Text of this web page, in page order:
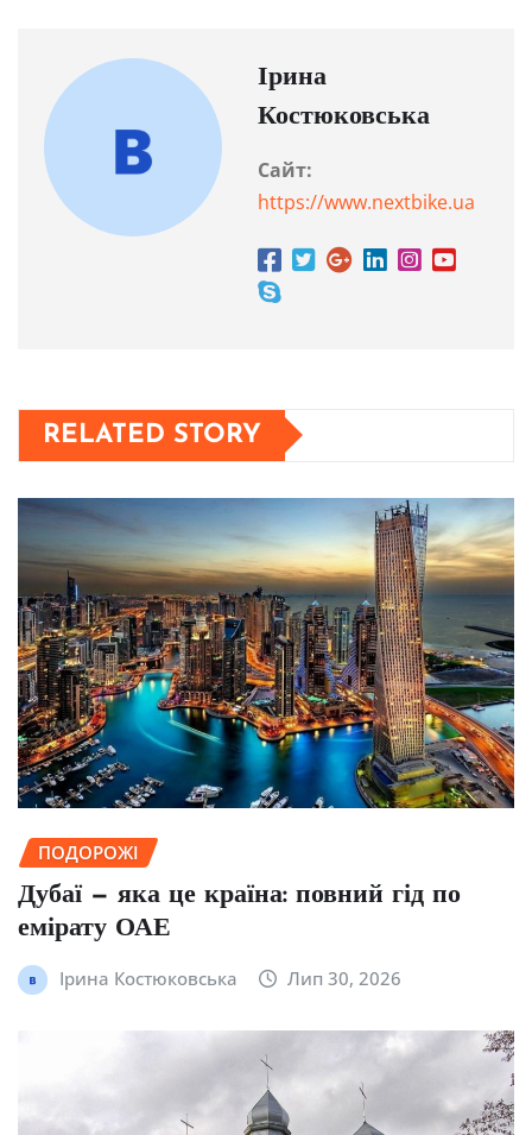
Ірина
Костюковська
Сайт:
https://www.nextbike.ua
RELATED STORY
ПОДОРОЖІ
Дубаї — яка це країна: повний гід по
емірату ОАЕ
Ірина Костюковська Лип 30, 2026